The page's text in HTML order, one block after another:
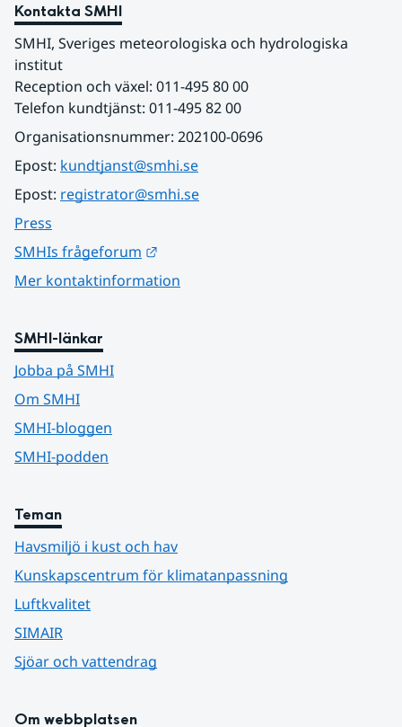
Kontakta SMHI
SMHI, Sveriges meteorologiska och hydrologiska
institut
Reception och växel: 011-495 80 00
Telefon kundtjänst: 011-495 82 00
Organisationsnummer: 202100-0696
Epost: kundtjanst@smhi.se
Epost: registrator@smhi.se
Press
SMHIs frågeforum
Mer kontaktinformation
SMHI-länkar
Jobba på SMHI
Om SMHI
SMHI-bloggen
SMHI-podden
Teman
Havsmiljö i kust och hav
Kunskapscentrum för klimatanpassning
Luftkvalitet
SIMAIR
Sjöar och vattendrag
Om webbplatsen